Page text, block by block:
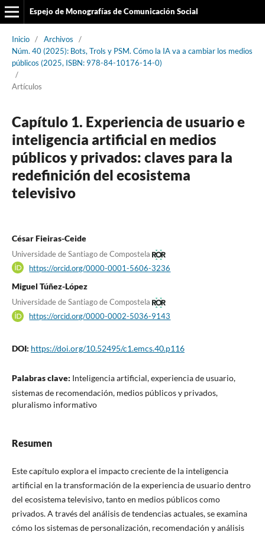
Espejo de Monografías de Comunicación Social
Inicio / Archivos
/
Núm. 40 (2025): Bots, Trols y PSM. Cómo la IA va a cambiar los medios
públicos (2025, ISBN: 978-84-10176-14-0)
/
Artículos
Capítulo 1. Experiencia de usuario e
inteligencia artificial en medios
públicos y privados: claves para la
redefinición del ecosistema
televisivo
César Fieiras-Ceide
Universidade de Santiago de Compostela
https://orcid.org/0000-0001-5606-3236
Miguel Túñez-López
Universidade de Santiago de Compostela
https://orcid.org/0000-0002-5036-9143
DOI: https://doi.org/10.52495/c1.emcs.40.p116
Palabras clave: Inteligencia artificial, experiencia de usuario,
sistemas de recomendación, medios públicos y privados,
pluralismo informativo
Resumen
Este capítulo explora el impacto creciente de la inteligencia
artificial en la transformación de la experiencia de usuario dentro
del ecosistema televisivo, tanto en medios públicos como
privados. A través del análisis de tendencias actuales, se examina
cómo los sistemas de personalización, recomendación y análisis